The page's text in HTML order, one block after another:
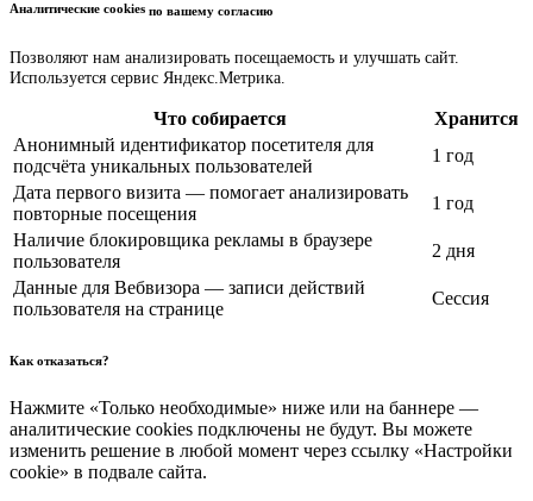
Аналитические cookies по вашему согласию
Позволяют нам анализировать посещаемость и улучшать сайт.
Используется сервис Яндекс.Метрика.
Что собирается
Хранится
Анонимный идентификатор посетителя для
подсчёта уникальных пользователей
1 год
Дата первого визита — помогает анализировать
повторные посещения
1 год
Наличие блокировщика рекламы в браузере
пользователя
2 дня
Данные для Вебвизора — записи действий
пользователя на странице
Сессия
Как отказаться?
Нажмите «Только необходимые» ниже или на баннере —
аналитические cookies подключены не будут. Вы можете
изменить решение в любой момент через ссылку «Настройки
cookie» в подвале сайта.